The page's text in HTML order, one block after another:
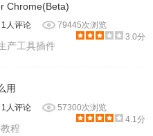
Chrome(Beta)
1人评论
79445次浏览
3.0分
产工具插件
用
1人评论
57300次浏览
4.1分
程